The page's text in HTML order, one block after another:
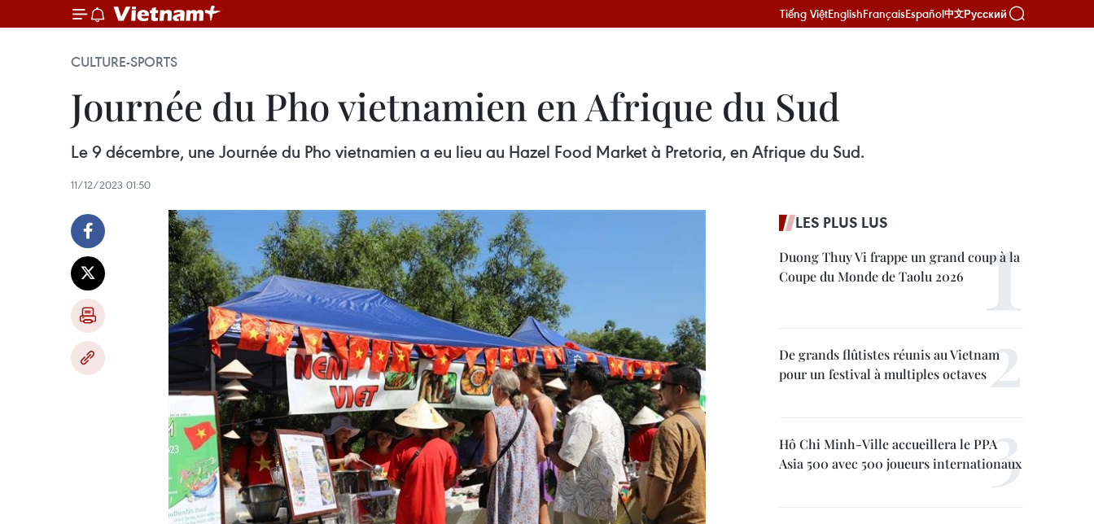
Tiếng ViệtEnglishFrançaisEspañol中文Русский
CULTURE-SPORTS
Journée du Pho vietnamien en Afrique du Sud
Le 9 décembre, une Journée du Pho vietnamien a eu lieu au Hazel Food Market à Pretoria, en Afrique du Sud.
11/12/2023 01:50
LES PLUS LUS
Duong Thuy Vi frappe un grand coup à la
Coupe du Monde de Taolu 2026
De grands flûtistes réunis au Vietnam
pour un festival à multiples octaves
Hô Chi Minh-Ville accueillera le PPA
Asia 500 avec 500 joueurs internationaux